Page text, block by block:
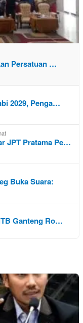
Persatuan …
2029, Penga…
JPT Pratama Pe…
Buka Suara:
Ganteng Ro…